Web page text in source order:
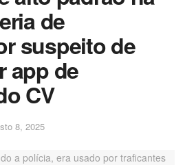
de
suspeito de
app de
CV
8, 2025